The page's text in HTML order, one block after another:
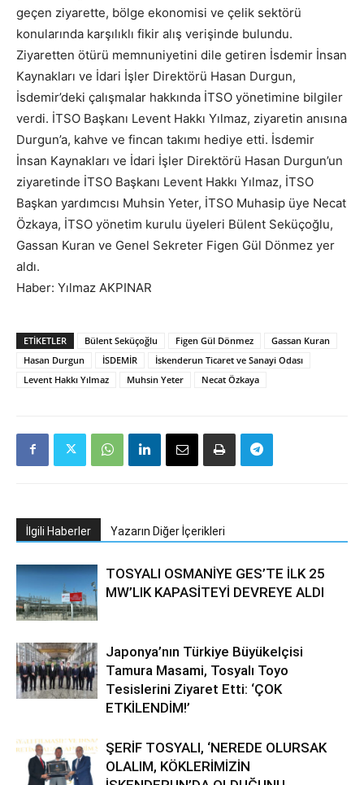
geçen ziyarette, bölge ekonomisi ve çelik sektörü
konularında karşılıklı fikir alış verişinde bulundu.
Ziyaretten ötürü memnuniyetini dile getiren İsdemir İnsan
Kaynakları ve İdari İşler Direktörü Hasan Durgun,
İsdemir’deki çalışmalar hakkında İTSO yönetimine bilgiler
verdi. İTSO Başkanı Levent Hakkı Yılmaz, ziyaretin anısına
Durgun’a, kahve ve fincan takımı hediye etti. İsdemir
İnsan Kaynakları ve İdari İşler Direktörü Hasan Durgun’un
ziyaretinde İTSO Başkanı Levent Hakkı Yılmaz, İTSO
Başkan yardımcısı Muhsin Yeter, İTSO Muhasip üye Necat
Özkaya, İTSO yönetim kurulu üyeleri Bülent Seküçoğlu,
Gassan Kuran ve Genel Sekreter Figen Gül Dönmez yer
aldı.
Haber: Yılmaz AKPINAR
ETIKETLER Bülent Seküçoğlu Figen Gül Dönmez
Gassan Kuran
Hasan Durgun
İSDEMİR
İskenderun Ticaret ve Sanayi Odası
Levent Hakkı Yılmaz
Muhsin Yeter Necat Özkaya
İlgili Haberler Yazarın Diğer İçerikleri
TOSYALI OSMANİYE GES’TE İLK 25
MW’LIK KAPASİTEYİ DEVREYE ALDI
Japonya’nın Türkiye Büyükelçisi
Tamura Masami, Tosyalı Toyo
Tesislerini Ziyaret Etti: ‘ÇOK
ETKİLENDİM!’
ŞERİF TOSYALI, ‘NEREDE OLURSAK
OLALIM, KÖKLERİMİZİN